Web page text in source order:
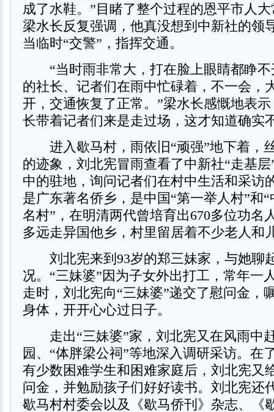
成了水鞋。”目睹了整个过程的恩平市人
梁水长反复强调，他真没想到中新社的领
当临时“交警”，指挥交通。
“当时雨非常大，打在脸上眼睛都睁不
的社长、记者们在雨中忙碌着，不一会，
开，交通恢复了正常。”梁水长感慨地表
长带着记者们来是走过场，这才知道确实
进入歇马村，雨依旧“顽强”地下着，
的迹象，刘北宪冒雨查看了中新社“走基
中的驻地，询问记者们在村中生活和采访
是广东著名侨乡，是中国“第一举人村”和
名村”，在明清两代曾培育出670多位功名
多远走异国他乡，村里留居着不少老人和
刘北宪来到93岁的郑三妹家，与她聊
况。“三妹婆”因为子女外出打工，常年一
走时，刘北宪向“三妹婆”递交了慰问金，
身体，开开心心过日子。
走出“三妹婆”家，刘北宪又在风雨中
园、“体胖梁公祠”等地深入调研采访。在
有少数困难学生和困难家庭后，刘北宪又
问金，并勉励孩子们好好读书。刘北宪还
歇马村村委会以及《歇马侨刊》杂志、《